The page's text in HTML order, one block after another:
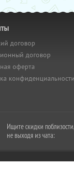
договор
договор
оферта
конфиденциальности
Ищите скидки поблизости,
не выходя из чата: